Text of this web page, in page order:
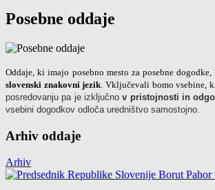
Posebne oddaje
Oddaje, ki imajo posebno mesto za posebne
slovenski znakovni jezik . Vključevali bomo vsebine,
posredovanju pa je izključnov pristojnosti in
vsebini dogodkov odloča uredništvo samostojno.
Arhiv oddaje
Arhiv